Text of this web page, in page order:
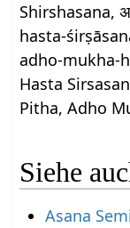
Shirshasana,
hasta-
adho-mukha-
Hasta
Pitha, Adho
Siehe
Asana